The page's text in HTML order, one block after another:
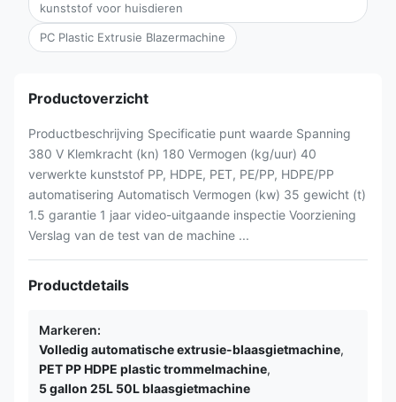
kunststof voor huisdieren
PC Plastic Extrusie Blazermachine
Productoverzicht
Productbeschrijving Specificatie punt waarde Spanning
380 V Klemkracht (kn) 180 Vermogen (kg/uur) 40
verwerkte kunststof PP, HDPE, PET, PE/PP, HDPE/PP
automatisering Automatisch Vermogen (kw) 35 gewicht (t)
1.5 garantie 1 jaar video-uitgaande inspectie Voorziening
Verslag van de test van de machine ...
Productdetails
Markeren:
Volledig automatische extrusie-blaasgietmachine,
PET PP HDPE plastic trommelmachine,
5 gallon 25L 50L blaasgietmachine